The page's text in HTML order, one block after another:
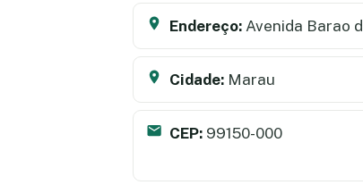
Endereço: Avenida Barao
Cidade: Marau
CEP: 99150-000